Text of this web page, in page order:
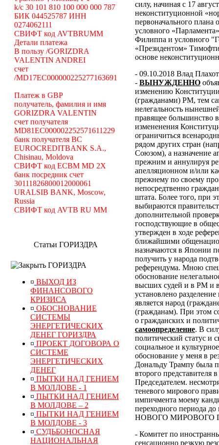
k/c 30 101 810 100 000 000 787
БИК 044525787 ИНН
0274062111
СВИФТ код AVTBRUMM
Детали платежа
В пользу /GORIZDRA
VALENTIN ANDREI
счет
/MD17EC000000225277163691
Платеж в GBP
получатель, фамилия и имя
GORIZDRA VALENTIN
счет получателя
MD81EC000002252571611229
банк получателя BC
EUROCREDITBANK S.A.,
Chisinau, Moldova
СВИФТ код ECBM MD 2X
банк посредник счет
30111826800012000061
URALSIB BANK, Moscow,
Russia
СВИФТ код AVTB RU MM
Статьи ГОРИЗДРА
ГОРИЗДРА
¤ ВЫХОД ИЗ
ФИНАНСОВОГО
КРИЗИСА
¤ ОБОСНОВАНИЕ
СИСТЕМЫ
ЭНЕРГЕТИЧЕСКИХ
ДЕНЕГ ГОРИЗДРА
¤ ПРОЕКТ ДОГОВОРА О
СИСТЕМЕ
ЭНЕРГЕТИЧЕСКИХ
ДЕНЕГ
¤ ПЫТКИ НАД ГЕНИЕМ
В МОЛДОВЕ - 1
¤ ПЫТКИ НАД ГЕНИЕМ
В МОЛДОВЕ – 2
¤ ПЫТКИ НАД ГЕНИЕМ
В МОЛДОВЕ - 3
¤ СУДЬБОНОСНАЯ
НАЦИОНАЛЬНАЯ
силу, начиная с 17
неконституционной
первоначального плана
условного
Филиппа и условного
«Президентом»
основе
- 09.10.2018 Влад
- ВЫНУЖДЕННО
изменению
(гражданами) РМ, тем
нелегальность
правящее большинство
измененения
ограничиться
рядом других стран
Союзом), а назначение
прежним и аннулируя
апелляционном и/или
прежнему по своему
непосредтвенно
штата. Более того, при
выбираются
дополнительной
господствующие в
утвержден в ходе
ближайшими
назначаются в Японии
получить у народа
референдума. Мною
обоснование
высших судей и в РМ и
установлено
является народ
(гражданам). При этом
о гражданских и
самоопределение. В
политический статус и
социальное и
обоснование у меня в
Дональду Трампу была
второго представителя
Председателем.
теневого мирового
импичмента моему
переходного
НОВОГО МИРОВОГО
- Комитет по
сенсационно резкую